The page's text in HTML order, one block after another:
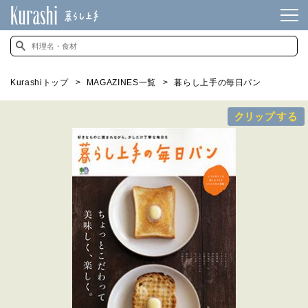
Kurashiトップ MAGAZINES一覧 暮らし上手の毎日パン